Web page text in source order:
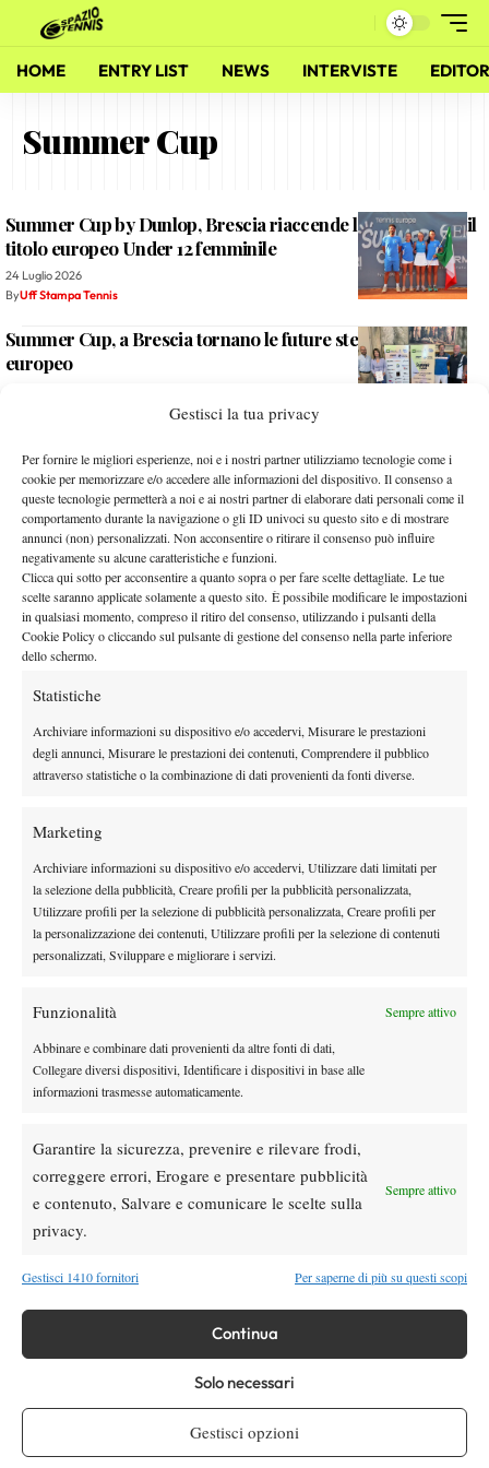
Gestisci la tua privacy
Per fornire le migliori esperienze, noi e i nostri partner utilizziamo tecnologie come i
cookie per memorizzare e/o accedere alle informazioni del dispositivo. Il consenso a
queste tecnologie permetterà a noi e ai nostri partner di elaborare dati personali come il
comportamento durante la navigazione o gli ID univoci su questo sito e di mostrare
annunci (non) personalizzati. Non acconsentire o ritirare il consenso può influire
negativamente su alcune caratteristiche e funzioni.
Clicca qui sotto per acconsentire a quanto sopra o per fare scelte dettagliate. Le tue
scelte saranno applicate solamente a questo sito. È possibile modificare le impostazioni
in qualsiasi momento, compreso il ritiro del consenso, utilizzando i pulsanti della
Cookie Policy o cliccando sul pulsante di gestione del consenso nella parte inferiore
dello schermo.
Statistiche
Archiviare informazioni su dispositivo e/o accedervi, Misurare le prestazioni
degli annunci, Misurare le prestazioni dei contenuti, Comprendere il pubblico
attraverso statistiche o la combinazione di dati provenienti da fonti diverse.
Marketing
Archiviare informazioni su dispositivo e/o accedervi, Utilizzare dati limitati per
la selezione della pubblicità, Creare profili per la pubblicità personalizzata,
Utilizzare profili per la selezione di pubblicità personalizzata, Creare profili per
la personalizzazione dei contenuti, Utilizzare profili per la selezione di contenuti
personalizzati, Sviluppare e migliorare i servizi.
Funzionalità Sempre attivo
Abbinare e combinare dati provenienti da altre fonti di dati,
Collegare diversi dispositivi, Identificare i dispositivi in base alle
informazioni trasmesse automaticamente.
Garantire la sicurezza, prevenire e rilevare frodi,
correggere errori, Erogare e presentare pubblicità
e contenuto, Salvare e comunicare le scelte sulla
privacy.
Sempre attivo
Gestisci 1410 fornitori Per saperne di più su questi scopi
Continua
Solo necessari
Gestisci opzioni
HOME ENTRY LIST NEWS INTERVISTE
Summer Cup
Summer Cup by Dunlop, Brescia riaccende la corsa verso il
titolo europeo Under 12 femminile
24 Luglio 2026
ByUff Stampa Tennis
Summer Cup, a Brescia tornano le future stelle del tennis
europeo
Summer Cup by Dunlop: l’Italia vola alla Final Eight di
Ajaccio con la Francia
27 Luglio 2025
Uff Stampa Tennis
Summer Cup by Dunlop: Italia-Portogallo e Francia-
Slovacchia, ecco le sfide per la Final Eight di Ajaccio
26 Luglio 2025
Uff Stampa Tennis
Facebook
Instagram
Testata giornalisticaSpazio Tennisregistrata Aut-Trib Milano n°
10268 del 15/09/2025
Editore: VIBES MEDIA SRL
, P.iva 14250480960
HOME
ENTRY LIST